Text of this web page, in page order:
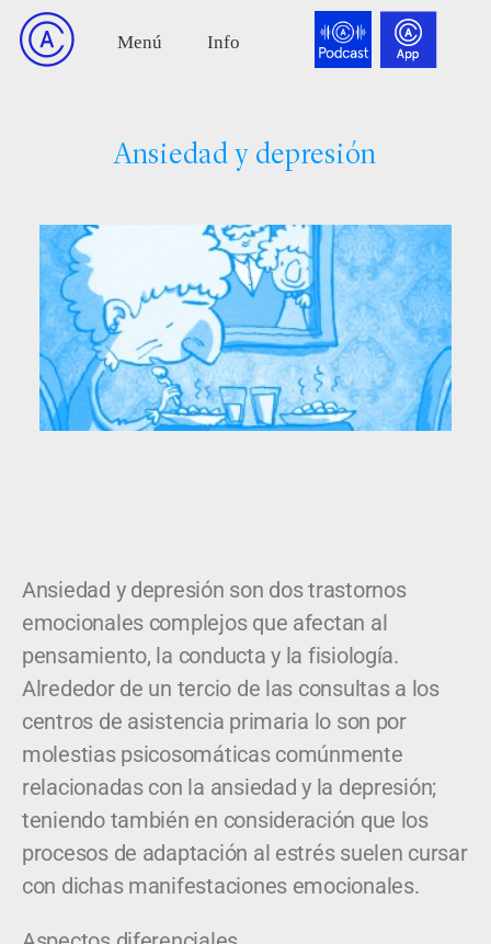
Ansiedad y depresión
Ansiedad y depresión son dos trastornos
emocionales complejos que afectan al
pensamiento, la conducta y la fisiología.
Alrededor de un tercio de las consultas a los
centros de asistencia primaria lo son por
molestias psicosomáticas comúnmente
relacionadas con la ansiedad y la depresión;
teniendo también en consideración que los
procesos de adaptación al estrés suelen cursar
con dichas manifestaciones emocionales.